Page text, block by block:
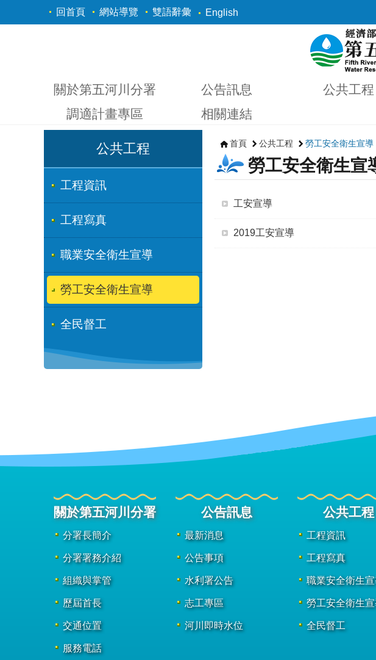
跳到主要內容區塊
回首頁 網站導覽 雙語辭彙 English
關於第五河川分署 公告訊息 公共工程
調適計畫專區
相關連結
公共工程
工程資訊
工程寫真
職業安全衛生宣導
勞工安全衛生宣導
全民督工
首頁 公共工程 勞工安全衛生宣導
勞工安全衛生宣
工安宣導
2019工安宣導
關於第五河川分署
分署長簡介
分署署務介紹
組織與掌管
歷屆首長
交通位置
服務電話
公告訊息
最新消息
公告事項
水利署公告
志工專區
河川即時水位
公共工程
工程資訊
工程寫真
職業安全衛生
勞工安全衛生
全民督工